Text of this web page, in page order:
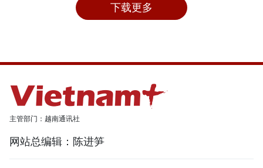
下载更多
主管部门：越南通讯社
网站总编辑：陈进笋